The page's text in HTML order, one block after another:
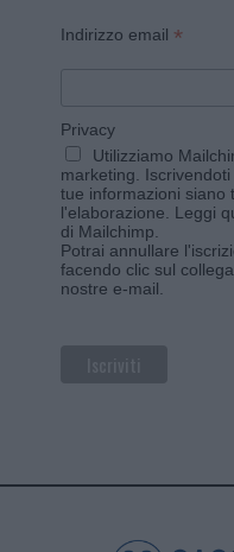
Indirizzo email *
Privacy
Utilizziamo
marketing.
tue informazioni siano
l'elaborazione. Leggi
di Mailchimp
Potrai annullare
facendo clic sul
nostre e-mail.